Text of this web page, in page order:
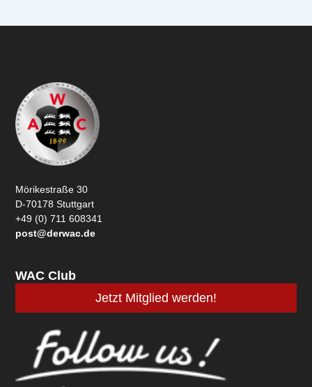
Mörikestraße 30
D-70178 Stuttgart
+49 (0) 711 608341
post@derwac.de
WAC Club
Jetzt Mitglied werden!